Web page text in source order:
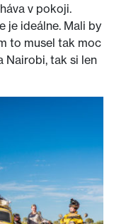
v pokoji.
je ideálne. Mali by
to musel tak moc
Nairobi, tak si len